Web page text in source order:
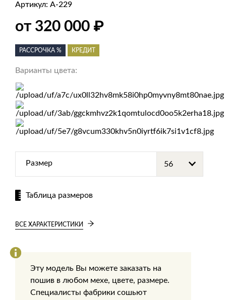
Артикул: А-229
от 320 000 ₽
РАССРОЧКА % КРЕДИТ
Варианты цвета:
Размер
Таблица размеров
ВСЕ ХАРАКТЕРИСТИКИ
Эту модель Вы можете заказать на
пошив в любом мехе, цвете, размере.
Специалисты фабрики сошьют